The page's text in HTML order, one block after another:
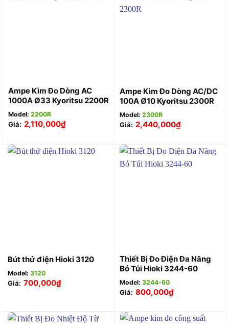
Ampe Kìm Đo Dòng AC
1000A Ø33 Kyoritsu 2200R
Model: 2200R
Giá: 2,110,000₫
Ampe Kìm Đo Dòng AC/DC
100A Ø10 Kyoritsu 2300R
Model: 2300R
Giá: 2,440,000₫
Bút thử điện Hioki 3120
Model: 3120
Giá: 700,000₫
Thiết Bị Đo Điện Đa Năng
Bỏ Túi Hioki 3244-60
Model: 3244-60
Giá: 800,000₫